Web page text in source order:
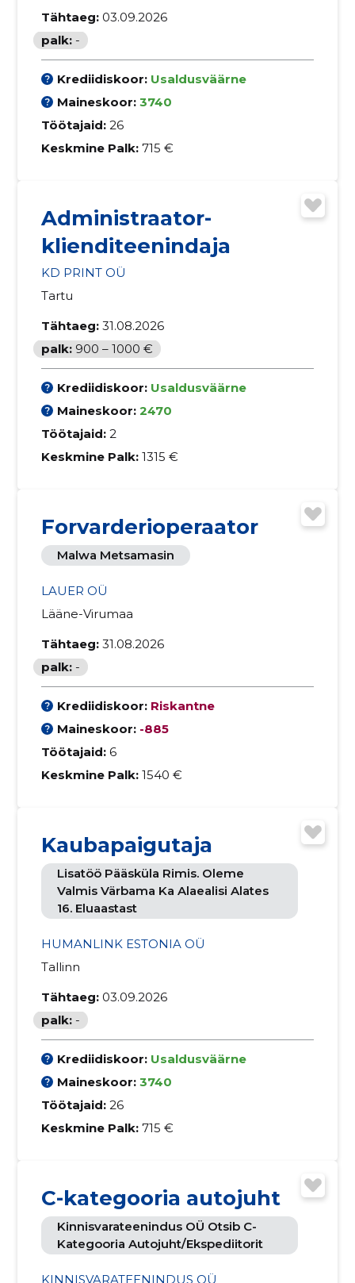
Tähtaeg: 03.09.2026
palk: -
Krediidiskoor: Usaldusväärne
Maineskoor: 3740
Töötajaid: 26
Keskmine Palk: 715 €
Administraator-
klienditeenindaja
KD PRINT OÜ
Tartu
Tähtaeg: 31.08.2026
palk: 900 – 1000 €
Krediidiskoor: Usaldusväärne
Maineskoor: 2470
Töötajaid: 2
Keskmine Palk: 1315 €
Forvarderioperaator
Malwa Metsamasin
LAUER OÜ
Lääne-Virumaa
Tähtaeg: 31.08.2026
palk: -
Krediidiskoor: Riskantne
Maineskoor: -885
Töötajaid: 6
Keskmine Palk: 1540 €
Kaubapaigutaja
Lisatöö Pääsküla Rimis. Oleme
Valmis Värbama Ka Alaealisi Alates
16. Eluaastast
HUMANLINK ESTONIA OÜ
Tallinn
Tähtaeg: 03.09.2026
palk: -
Krediidiskoor: Usaldusväärne
Maineskoor: 3740
Töötajaid: 26
Keskmine Palk: 715 €
C-kategooria autojuht
Kinnisvarateenindus OÜ Otsib C-
Kategooria Autojuht/ekspediitorit
KINNISVARATEENINDUS OÜ